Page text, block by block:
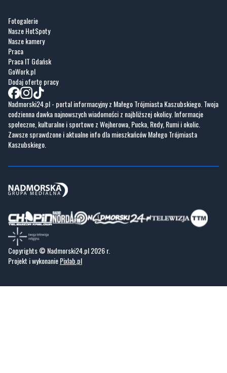
Zobacz
Fotogalerie
Nasze HotSpoty
Nasze kamery
Praca
Praca IT Gdańsk
GoWork.pl
Dodaj ofertę pracy
Nadmorski24.pl - portal informacyjny z Małego Trójmiasta Kaszubskiego. Twoja
codzienna dawka najnowszych wiadomości z najbliższej okolicy. Informacje
Copyrights © Nadmorski24.pl 2026 r.